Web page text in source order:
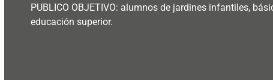
PUBLICO OBJETIVO: alumnos de jardines infantiles,
educación superior.